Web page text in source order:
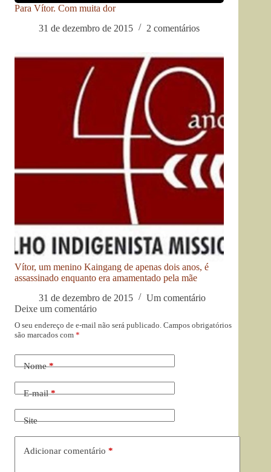
Para Vítor. Com muita dor
31 de dezembro de 2015
2 comentários
Vítor, um menino Kaingang de apenas dois anos, é
assassinado enquanto era amamentado pela mãe
31 de dezembro de 2015
Um comentário
Deixe um comentário
O seu endereço de e-mail não será publicado. Campos obrigatórios
são marcados com *
Nome*
E-mail*
Site
Adicionar comentário *